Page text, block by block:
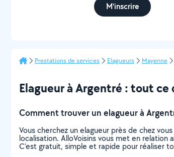
M'inscrire
Prestations de services Elagueurs Mayenne
Elagueur à Argentré : tout ce
Comment trouver un elagueur à
Vous cherchez un elagueur près de chez
localisation. AlloVoisins vous met en
C’est gratuit, simple et rapide pour réaliser